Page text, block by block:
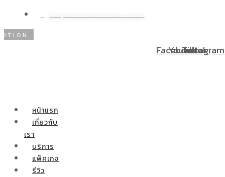
โปรโมชั่นพิเศษ! ผ่อนชำระ 0% 10 เดือน ผ่าตัดกระเพ
Facebook
Youtube
Tiktok
Instagram
หน้าแรก
เกี่ยวกับ
เรา
บริการ
แพ็คเกจ
รีวิว